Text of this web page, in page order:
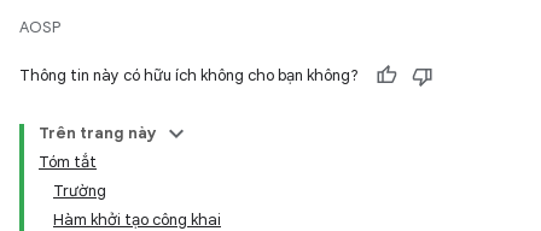
AOSP
Thông tin này có hữu ích không cho bạn không?
Trên trang này
Tóm tắt
Trường
Hàm khởi tạo công khai